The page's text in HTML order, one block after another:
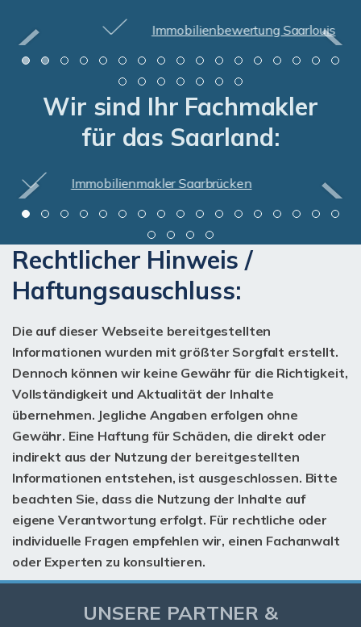
Immobilienbewertung Saarlouis
Wir sind Ihr Fachmakler
für das Saarland:
Immobilienmakler Saarlouis
Rechtlicher Hinweis /
Haftungsauschluss:
Die auf dieser Webseite bereitgestellten
Informationen wurden mit größter Sorgfalt erstellt.
Dennoch können wir keine Gewähr für die Richtigkeit,
Vollständigkeit und Aktualität der Inhalte
übernehmen. Jegliche Angaben erfolgen ohne
Gewähr. Eine Haftung für Schäden, die direkt oder
indirekt aus der Nutzung der bereitgestellten
Informationen entstehen, ist ausgeschlossen. Bitte
beachten Sie, dass die Nutzung der Inhalte auf
eigene Verantwortung erfolgt. Für rechtliche oder
individuelle Fragen empfehlen wir, einen Fachanwalt
oder Experten zu konsultieren.
UNSERE PARTNER &